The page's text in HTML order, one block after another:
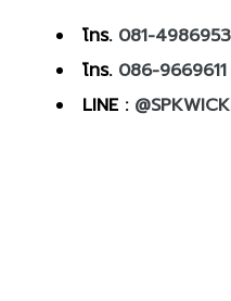
โทร. 081-4986953
โทร. 086-9669611
LINE :